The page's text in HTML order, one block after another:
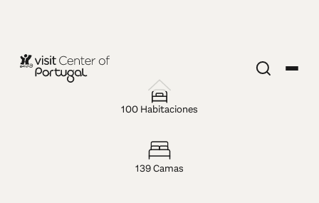
HOTEL — 4 ESTRELLAS
CURIA
PALACE -
100 Habitaciones
139 Camas